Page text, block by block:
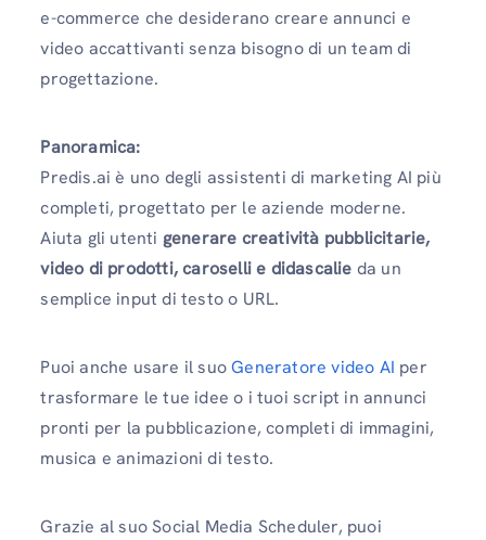
e-commerce che desiderano creare annunci e
video accattivanti senza bisogno di un team di
progettazione.
Panoramica:
Predis.ai è uno degli assistenti di marketing AI più
completi, progettato per le aziende moderne.
Aiuta gli utenti generare creatività pubblicitarie,
video di prodotti, caroselli e didascalie da un
semplice input di testo o URL.
Puoi anche usare il suoGeneratore video AI per
trasformare le tue idee o i tuoi script in annunci
pronti per la pubblicazione, completi di immagini,
musica e animazioni di testo.
Grazie al suo Social Media Scheduler, puoi